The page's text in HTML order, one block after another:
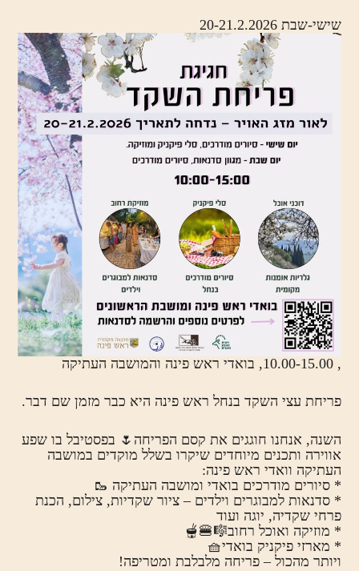
שישי-שבת 20-21.2.2026
, 10.00-15.00, בואדי ראש פינה והמושבה העתיקה
פריחת עצי השקד בנחל ראש פינה היא כבר מזמן שם דבר.
השנה, אנחנו חוגגים את קסם הפריחה🌷 בפסטיבל בו שפע
אווירה ותכנים מיוחדים שיקרו בשלל מוקדים במושבה
העתיקה וואדי ראש פינה:
* סיורים מודרכים בואדי ומושבה העתיקה 🥾
* סדנאות למבוגרים וילדים – ציור שקדיות, צילום, הכנת
פרחי שקדיה, יוגה ועוד
* מוזיקה ואוכל רחוב🎼🍔🫕
* מארזי פיקניק בואדי🧺
ויותר מהכול – פריחה מלבלבת ומטריפה!